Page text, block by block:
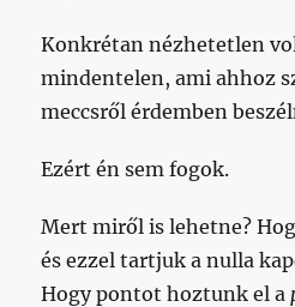
Konkrétan nézhetetlen
mindentelen, ami ahhoz
meccsről érdemben
Ezért én sem fogok.
Mert miről is lehetne?
és ezzel tartjuk a nulla
Hogy pontot hoztunk el a